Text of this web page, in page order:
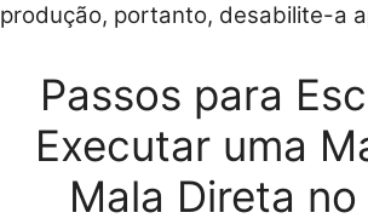
produção, portanto, desabilite-a
Passos para
Executar uma
Mala Direta no